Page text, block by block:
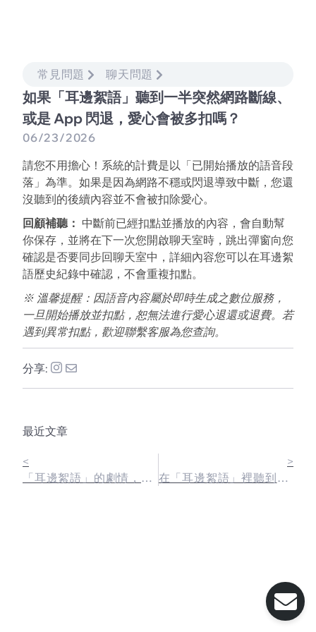
常見問題 聊天問題
如果「耳邊絮語」聽到一半突然網路斷線、
或是 App 閃退，愛心會被多扣嗎？
06/23/2026
請您不用擔心！系統的計費是以「已開始播放的語音段
落」為準。如果是因為網路不穩或閃退導致中斷，您還
沒聽到的後續內容並不會被扣除愛心。
回顧補聽： 中斷前已經扣點並播放的內容，會自動幫
你保存，並將在下一次您開啟聊天室時，跳出彈窗向您
確認是否要同步回聊天室中，詳細內容您可以在耳邊絮
語歷史紀錄中確認，不會重複扣點。
※ 溫馨提醒：因語音內容屬於即時生成之數位服務，
一旦開始播放並扣點，恕無法進行愛心退還或退費。若
遇到異常扣點，歡迎聯繫客服為您查詢。
分享:
最近文章
<
「耳邊絮語」的劇情，會延續原本我和角色聊天的內容嗎？
>
在「耳邊絮語」裡聽到的語音，可以下載到手機保存，或分享給朋友嗎？